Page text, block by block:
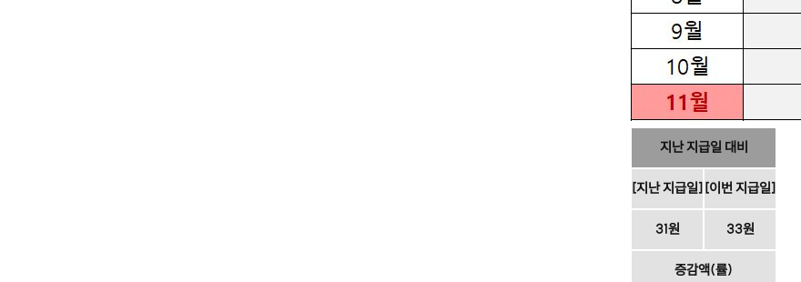
지난 지급일 대비
[지난 지급일] [이번 지급일]
31원 33원
증감액(률)